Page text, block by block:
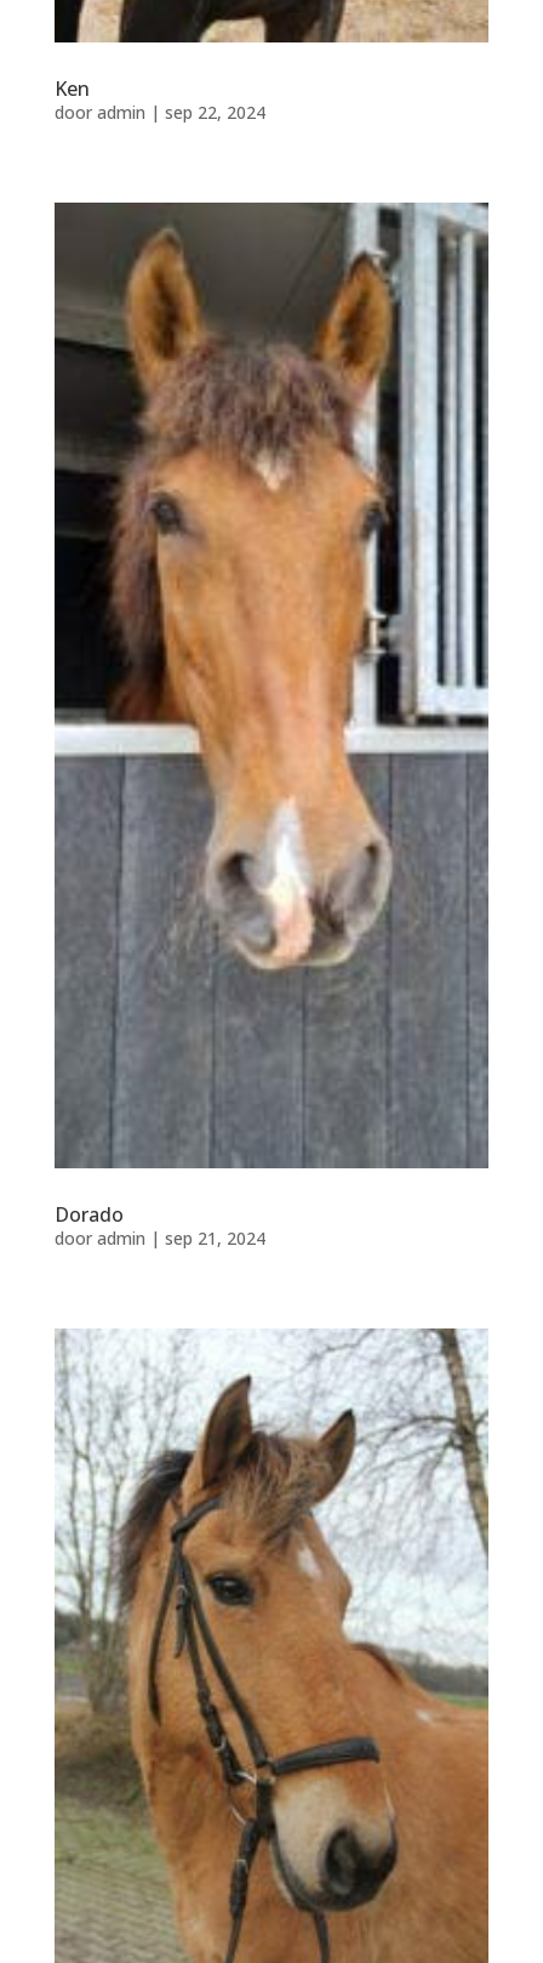
Ken
door admin | sep 22, 2024
Dorado
door admin | sep 21, 2024